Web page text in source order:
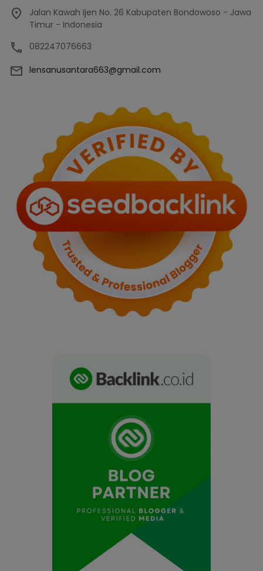
Jalan Kawah Ijen No. 26 Kabupaten Bondowoso - Jawa
Timur - Indonesia
082247076663
lensanusantara663@gmail.com